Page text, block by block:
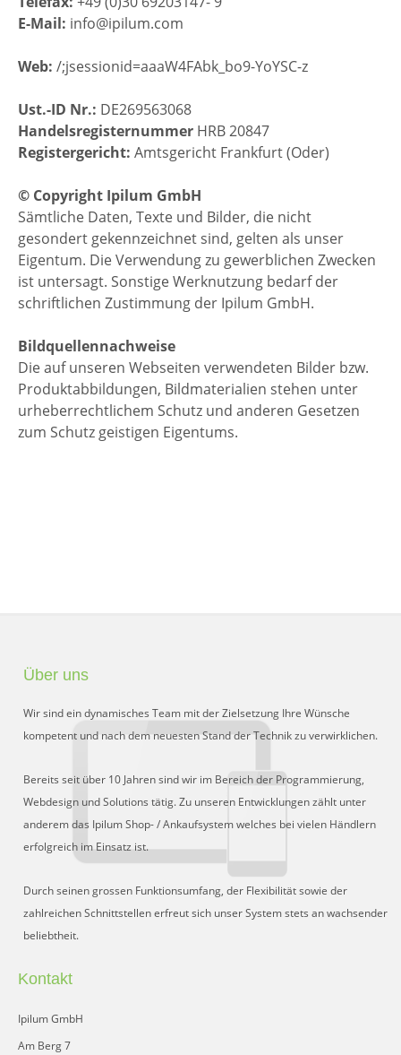
E-Mail: info@ipilum.com
Web: /;jsessionid=aaaW4FAbk_bo9-YoYSC-z
Ust.-ID Nr.: DE269563068
Handelsregisternummer HRB 20847
Registergericht: Amtsgericht Frankfurt (Oder)
© Copyright Ipilum GmbH
Sämtliche Daten, Texte und Bilder, die nicht
gesondert gekennzeichnet sind, gelten als unser
Eigentum. Die Verwendung zu gewerblichen Zwecken
ist untersagt. Sonstige Werknutzung bedarf der
schriftlichen Zustimmung der Ipilum GmbH.
Bildquellennachweise
Die auf unseren Webseiten verwendeten Bilder bzw.
Produktabbildungen, Bildmaterialien stehen unter
urheberrechtlichem Schutz und anderen Gesetzen
zum Schutz geistigen Eigentums.
Über uns
Wir sind ein dynamisches Team mit der Zielsetzung Ihre Wünsche
kompetent und nach dem neuesten Stand der Technik zu verwirklichen.
Bereits seit über 10 Jahren sind wir im Bereich der Programmierung,
Webdesign und Solutions tätig. Zu unseren Entwicklungen zählt unter
anderem das Ipilum Shop- / Ankaufsystem welches bei vielen Händlern
erfolgreich im Einsatz ist.
Durch seinen grossen Funktionsumfang, der Flexibilität sowie der
zahlreichen Schnittstellen erfreut sich unser System stets an wachsender
beliebtheit.
Kontakt
Ipilum GmbH
Am Berg 7